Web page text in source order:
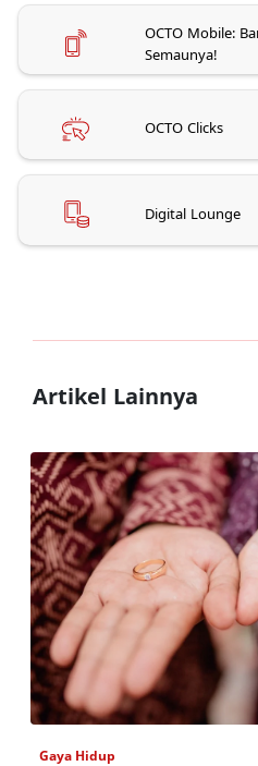
OCTO Mobile:
Semaunya!
OCTO Clicks
Digital Lounge
Artikel Lainnya
Gaya Hidup